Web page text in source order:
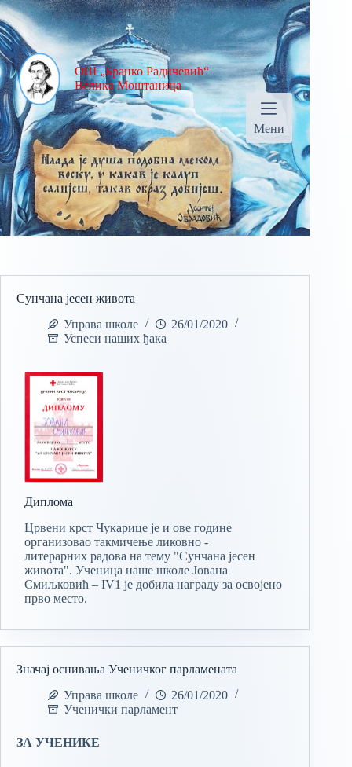
ОШ „Бранко Радичевић“
Велика Моштаница
Мени
Сунчана јесен живота
Управа школе
26/01/2020
Успеси наших ђака
Диплома
Црвени крст Чукарице је и ове године
организовао такмичење ликовно -
литерарних радова на тему "Сунчана јесен
живота". Ученица наше школе Јована
Смиљковић – IV1 је добила награду за освојено
прво место.
Значај оснивања Ученичког парламената
Управа школе
26/01/2020
Ученички парламент
ЗА УЧЕНИКЕ